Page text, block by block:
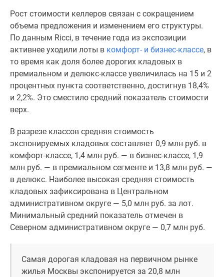
Подмосковья
Студии
комнатные
комнатные
комнатные
Квартиры
Ипотечный
калькулятор
Семейная
ипотека
Военная
ипотека
программы
Медиа
Рост стоимости келлеров связан с сокращением
объема предложения и изменением его структуры.
По данным Ricci, в течение года из экспозиции
активнее уходили лоты в комфорт- и бизнес-классе, в
то время как доля более дорогих кладовых в
премиальном и делюкс-классе увеличилась на 15 и 2
процентных пункта соответственно, достигнув 18,4%
и 2,2%. Это сместило средний показатель стоимости
верх.
В разрезе классов средняя стоимость
экспонируемых кладовых составляет 0,9 млн руб. в
комфорт-классе, 1,4 млн руб. — в бизнес-классе, 1,9
млн руб. — в премиальном сегменте и 13,8 млн руб. —
в делюкс. Наиболее высокая средняя стоимость
кладовых зафиксирована в Центральном
административном округе — 5,0 млн руб. за лот.
Минимальный средний показатель отмечен в
Северном административном округе — 0,7 млн руб.
Самая дорогая кладовая на первичном рынке
жилья Москвы экспонируется за 20,8 млн